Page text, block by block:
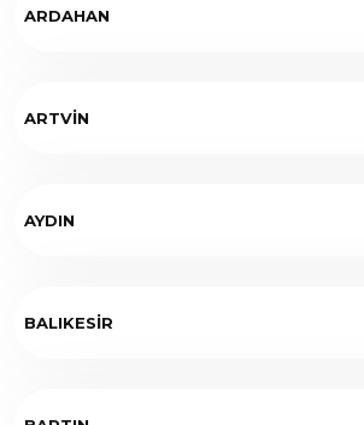
ARDAHAN
ARTVİN
AYDIN
BALIKESİR